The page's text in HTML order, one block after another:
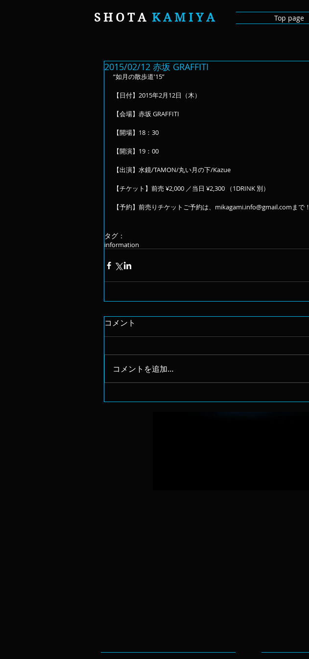
S H O T A K A M I Y A Top page
2015/02/12 赤坂 GRAFFITI
“如月の散歩道'15”
【日付】2015年2月12日（木）
【会場】赤坂 GRAFFITI
【開場】18：30
【開演】19：00
【出演】水鏡/TAMON/丸い月の下/Kazue
【チケット】前売 ¥2,000 ／当日 ¥2,300 （1DRINK 別）
【予約】前売りチケットご予約は、mikagami.info@gmail.comまで！
タグ：
information
コメント
コメントを追加…